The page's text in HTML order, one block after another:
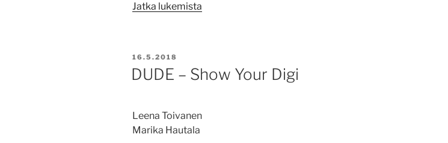
Jatka lukemista
myös
JULKAISTU
16.5.2018
DUDE – Show Your Digi
Leena Toivanen
Marika Hautala